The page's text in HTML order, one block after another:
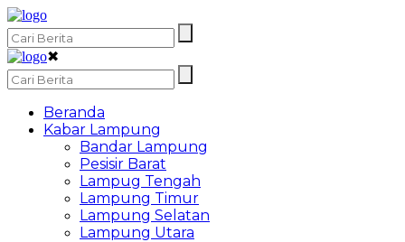
✖
Beranda
Kabar Lampung
Bandar Lampung
Pesisir Barat
Lampug Tengah
Lampung Timur
Lampung Selatan
Lampung Utara